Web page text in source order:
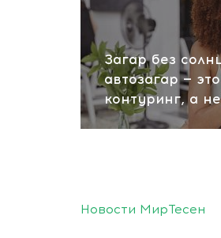
Загар без
автозагар —
контуринг, а
Новости МирТесен